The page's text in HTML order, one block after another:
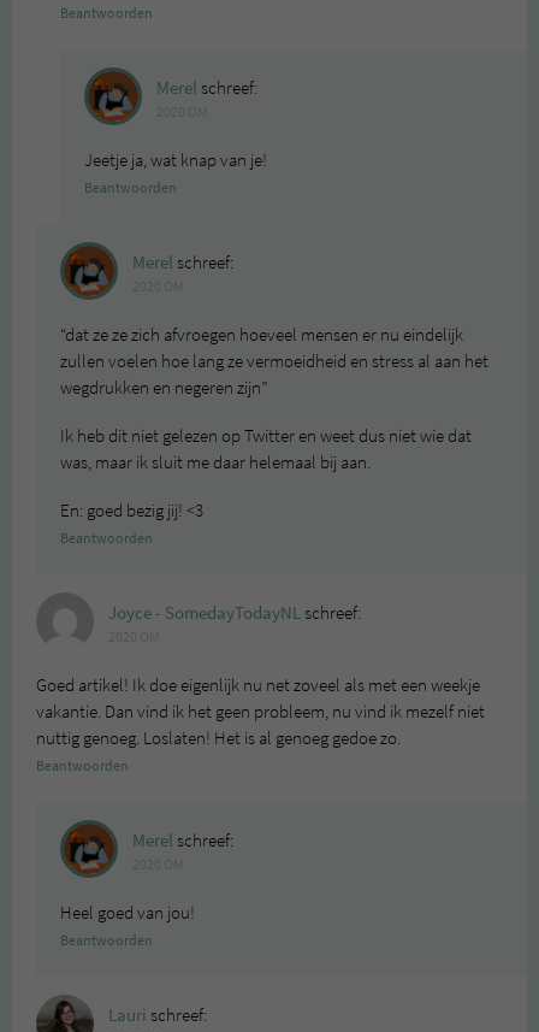
Beantwoorden
Merel schreef:
Jeetje ja, wat knap van je!
Beantwoorden
Merel schreef:
“dat ze ze zich afvroegen hoeveel mensen er nu eindelijk
zullen voelen hoe lang ze vermoeidheid en stress al aan het
wegdrukken en negeren zijn”
Ik heb dit niet gelezen op Twitter en weet dus niet wie dat
was, maar ik sluit me daar helemaal bij aan.
En: goed bezig jij! <3
Beantwoorden
Joyce - SomedayTodayNLschreef:
Goed artikel! Ik doe eigenlijk nu net zoveel als met een weekje
vakantie. Dan vind ik het geen probleem, nu vind ik mezelf niet
nuttig genoeg. Loslaten! Het is al genoeg gedoe zo.
Beantwoorden
Merel schreef:
Heel goed van jou!
Beantwoorden
Lauri schreef: